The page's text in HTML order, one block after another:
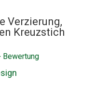
Verzierung,
Kreuzstich
Bewertung